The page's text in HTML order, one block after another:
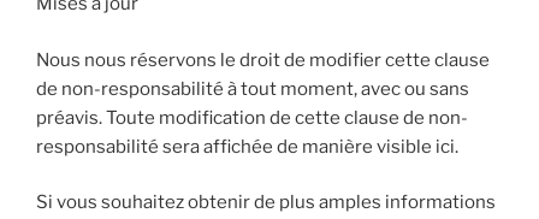
Nous nous réservons le droit de modifier cette clause
de non-responsabilité à tout moment, avec ou sans
préavis. Toute modification de cette clause de non-
responsabilité sera affichée de manière visible ici.
Si vous souhaitez obtenir de plus amples informations